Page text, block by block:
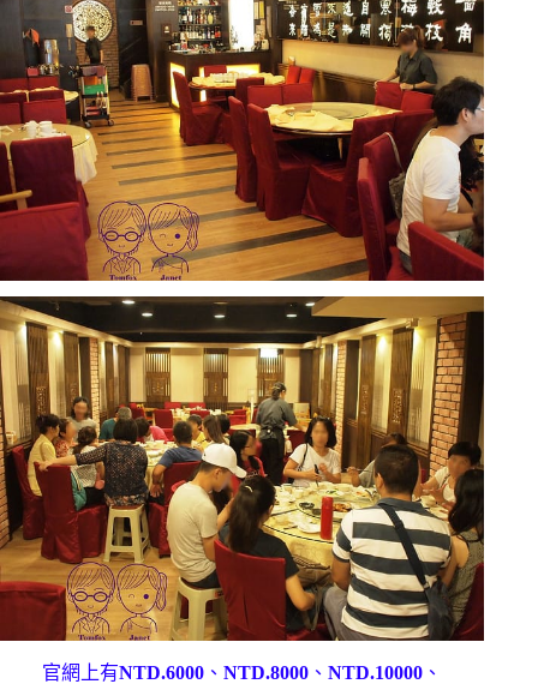
官網上有NTD.6000 、NTD.8000 、NTD.10000 、